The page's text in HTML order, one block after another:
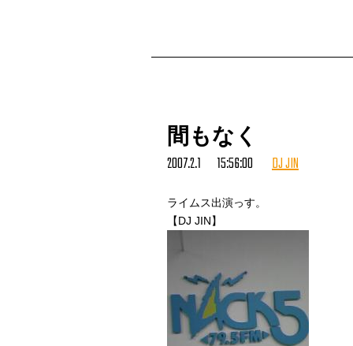
間もなく
2007.2.1 15:56:00 DJ JIN
ライムス出演っす。
【DJ JIN】